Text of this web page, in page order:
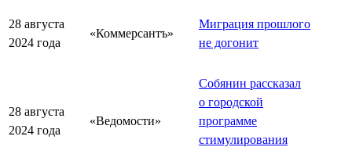
28 августа
2024 года
«Коммерсантъ»
Миграция прошлого
не догонит
28 августа
2024 года
«Ведомости»
Собянин рассказал
о городской
программе
стимулирования